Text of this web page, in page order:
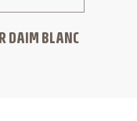
DAIM BLANC